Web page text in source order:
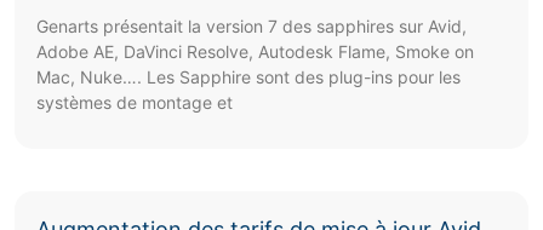
Genarts présentait la version 7 des sapphires sur Avid,
Adobe AE, DaVinci Resolve, Autodesk Flame, Smoke on
Mac, Nuke…. Les Sapphire sont des plug-ins pour les
systèmes de montage et